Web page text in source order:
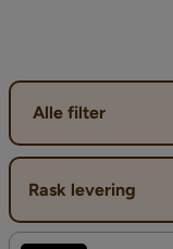
Alle filter
Rask levering